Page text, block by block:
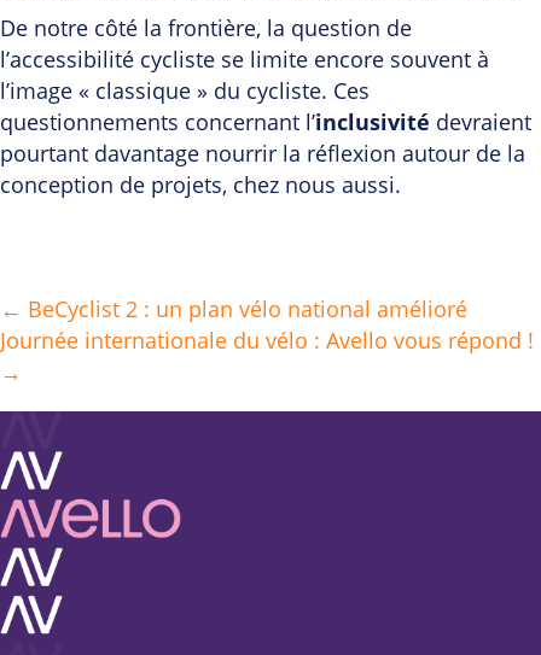
De notre côté la frontière, la question de
l’accessibilité cycliste se limite encore souvent à
l’image « classique » du cycliste. Ces
questionnements concernant l’inclusivité devraient
pourtant davantage nourrir la réflexion autour de la
conception de projets, chez nous aussi.
Posts
navigation
← BeCyclist 2 : un plan vélo national amélioré
Journée internationale du vélo : Avello vous répond !
→